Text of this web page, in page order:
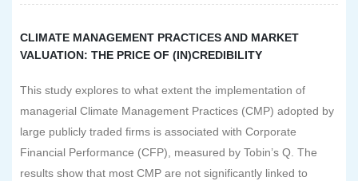
CLIMATE MANAGEMENT PRACTICES AND MARKET
VALUATION: THE PRICE OF (IN)CREDIBILITY
This study explores to what extent the implementation of
managerial Climate Management Practices (CMP) adopted by
large publicly traded firms is associated with Corporate
Financial Performance (CFP), measured by Tobin’s Q. The
results show that most CMP are not significantly linked to